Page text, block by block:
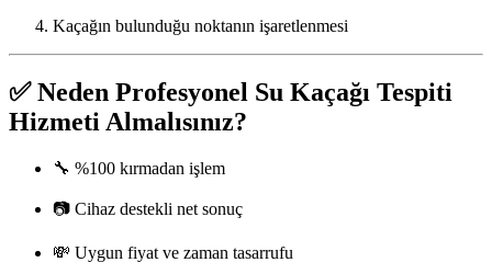
Kaçağın bulunduğu noktanın işaretlenmesi
✅Neden Profesyonel Su Kaçağı Tespiti
Hizmeti Almalısınız?
🔧 %100 kırmadan işlem
📷 Cihaz destekli net sonuç
💸 Uygun fiyat ve zaman tasarrufu